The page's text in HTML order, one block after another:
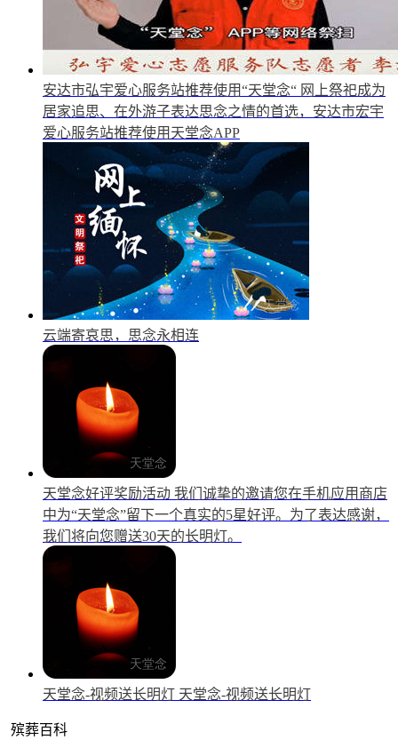
安达市弘宇爱心服务站推荐使用“天堂念“ 网上祭祀成为
居家追思、在外游子表达思念之情的首选，安达市宏宇
爱心服务站推荐使用天堂念APP
云端寄哀思，思念永相连
天堂念好评奖励活动 我们诚挚的邀请您在手机应用商店
中为“天堂念”留下一个真实的5星好评。为了表达感谢，
我们将向您赠送30天的长明灯。
天堂念-视频送长明灯 天堂念-视频送长明灯
殡葬百科